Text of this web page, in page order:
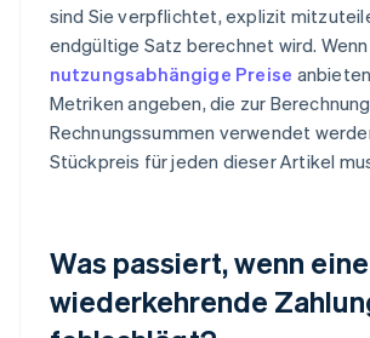
sind Sie verpflichtet, explizit
endgültige Satz berechnet wird.
nutzungsabhängige Preise
Metriken angeben, die zur
Rechnungssummen verwendet
Stückpreis für jeden dieser Artikel
Was passiert, wenn eine
wiederkehrende